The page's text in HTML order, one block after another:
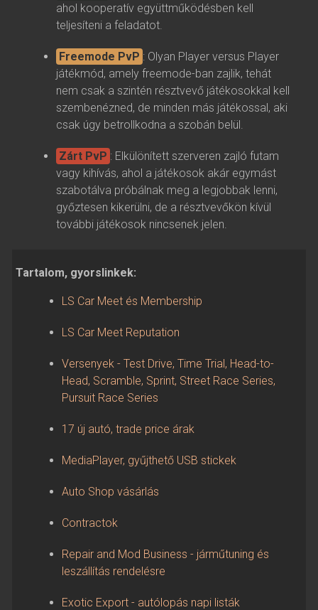
ahol kooperatív együttműködésben kell
teljesíteni a feladatot.
Freemode PvP : Olyan Player versus Player
játékmód, amely freemode-ban zajlik, tehát
nem csak a szintén résztvevő játékosokkal kell
szembenézned, de minden más játékossal, aki
csak úgy betrollkodna a szobán belül.
Zárt PvP : Elkülönített szerveren zajló futam
vagy kihívás, ahol a játékosok akár egymást
szabotálva próbálnak meg a legjobbak lenni,
győztesen kikerülni, de a résztvevőkön kívül
további játékosok nincsenek jelen.
Tartalom, gyorslinkek:
LS Car Meet és Membership
LS Car Meet Reputation
Versenyek - Test Drive, Time Trial, Head-to-
Head, Scramble, Sprint, Street Race Series,
Pursuit Race Series
17 új autó, trade price árak
MediaPlayer, gyűjthető USB stickek
Auto Shop vásárlás
Contractok
Repair and Mod Business - járműtuning és
leszállítás rendelésre
Exotic Export - autólopás napi listák